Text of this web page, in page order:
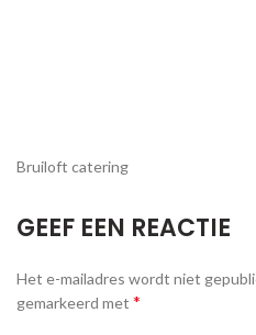
Bruiloft catering
GEEF EEN REACTIE
Het e-mailadres wordt niet
gemarkeerd met *